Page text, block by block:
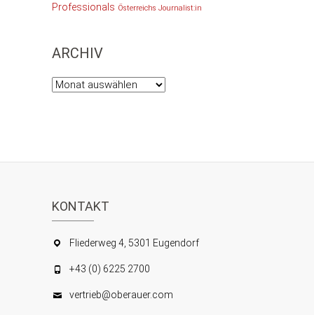
Professionals Österreichs Journalist:in
ARCHIV
Archiv
KONTAKT
Fliederweg 4, 5301 Eugendorf
+43 (0) 6225 2700
vertrieb@oberauer.com